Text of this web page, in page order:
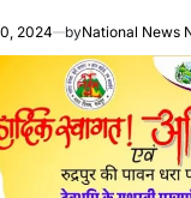
2024 byNational News